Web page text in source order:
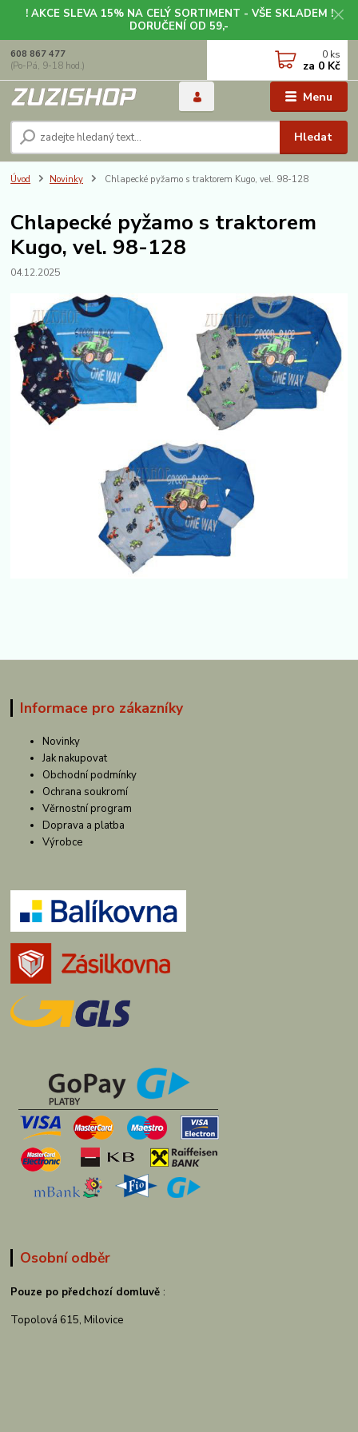
! AKCE SLEVA 15% NA CELÝ SORTIMENT - VŠE SKLADEM !
DORUČENÍ OD 59,-
Menu
Hledat
608 867 477
(Po-Pá, 9-18 hod.)
0 ks
za 0 Kč
Úvod Novinky Chlapecké pyžamo s traktorem Kugo, vel. 98-128
Chlapecké pyžamo s traktorem
Kugo, vel. 98-128
04.12.2025
Informace pro zákazníky
Novinky
Jak nakupovat
Obchodní podmínky
Ochrana soukromí
Věrnostní program
Doprava a platba
Výrobce
Osobní odběr
Pouze po předchozí domluvě :
Topolová 615, Milovice